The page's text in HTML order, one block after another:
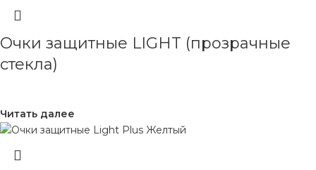
Очки защитные LIGHT (прозрачные
стекла)
Читать далее